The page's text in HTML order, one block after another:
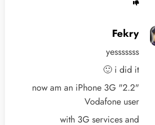
Fekry
yesssssss
i did it 🙂
now am an iPhone 3G "2.2"
Vodafone user
with 3G services and